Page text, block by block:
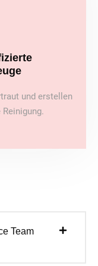
und erstellen
Team